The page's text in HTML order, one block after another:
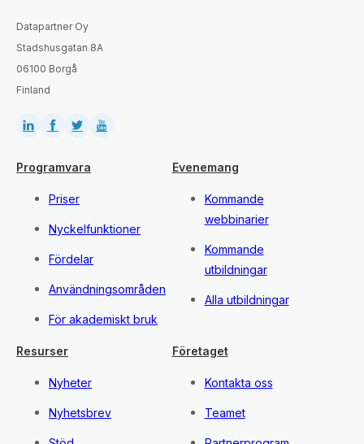
Datapartner Oy
Stadshusgatan 8A
06100 Borgå
Finland
Programvara
Priser
Nyckelfunktioner
Fördelar
Användningsområden
För akademiskt bruk
Evenemang
Kommande
webbinarier
Kommande
utbildningar
Alla utbildningar
Resurser
Nyheter
Nyhetsbrev
Företaget
Kontakta oss
Teamet